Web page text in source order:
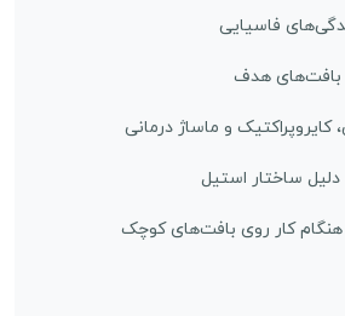
فاسیایی
بافت‌های هدف
کایروپراکتیک و ماساژ درمانی
دلیل ساختار استیل
کار روی بافت‌های کوچک